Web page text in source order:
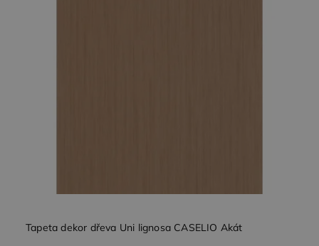
Tapeta dekor dřeva Uni lignosa CASELIO Akát